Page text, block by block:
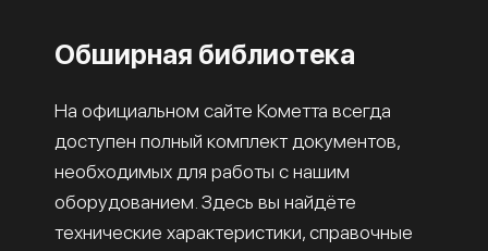
Обширная библиотека
На официальном сайте Кометта всегда
доступен полный комплект документов,
необходимых для работы с нашим
оборудованием. Здесь вы найдёте
технические характеристики, справочные